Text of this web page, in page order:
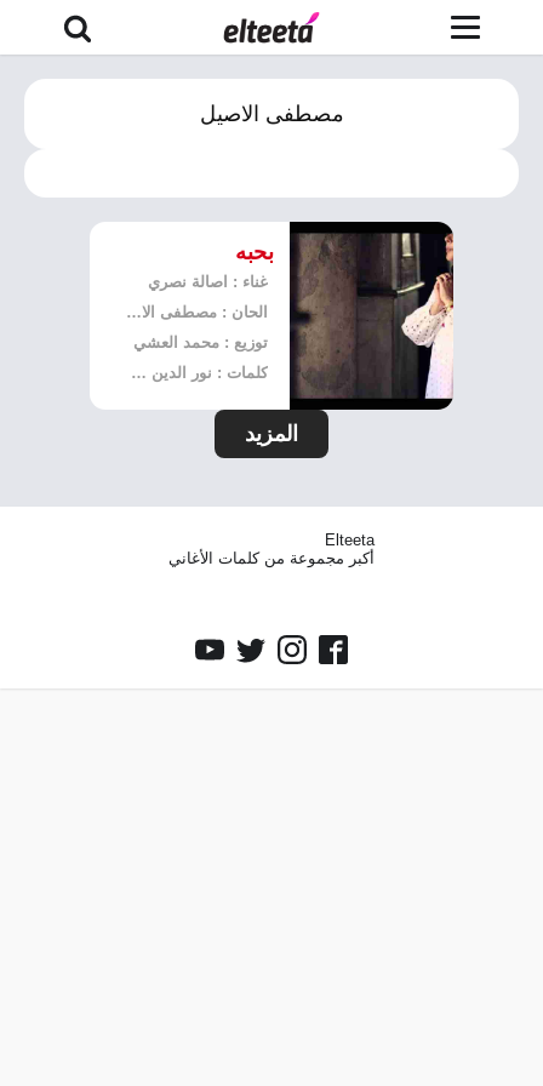
مصطفى الاصيل
بحبه
غناء : اصالة نصري
الحان : مصطفى الاصيل
توزيع : محمد العشي
كلمات : نور الدين محمد
المزيد
Elteeta
أكبر مجموعة من كلمات الأغاني